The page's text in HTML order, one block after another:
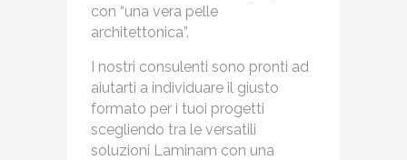
con “una vera pelle
architettonica”.
I nostri consulenti sono pronti ad
aiutarti a individuare il giusto
formato per i tuoi progetti
scegliendo tra le versatili
soluzioni Laminam con una